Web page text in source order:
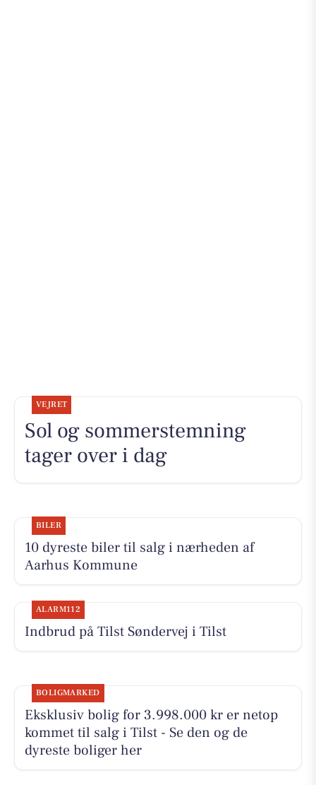
VEJRET
Sol og sommerstemning
tager over i dag
BILER
10 dyreste biler til salg i nærheden af
Aarhus Kommune
ALARM112
Indbrud på Tilst Søndervej i Tilst
BOLIGMARKED
Eksklusiv bolig for 3.998.000 kr er netop
kommet til salg i Tilst - Se den og de
dyreste boliger her